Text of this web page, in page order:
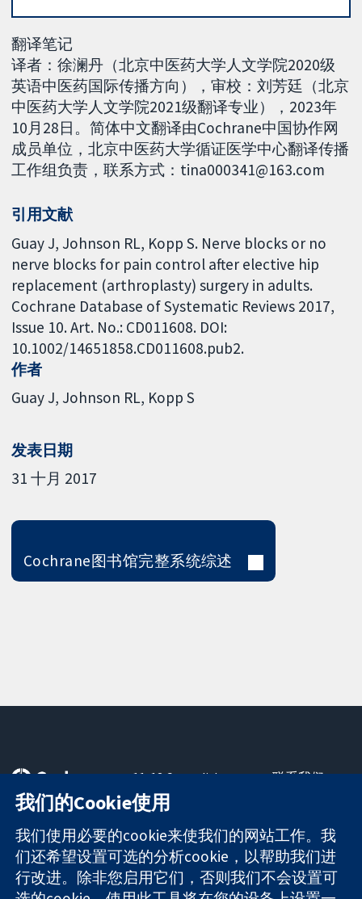
翻译笔记
译者：徐澜丹（北京中医药大学人文学院2020级
英语中医药国际传播方向），审校：刘芳廷（北京
中医药大学人文学院2021级翻译专业），2023年
10月28日。简体中文翻译由Cochrane中国协作网
成员单位，北京中医药大学循证医学中心翻译传播
工作组负责，联系方式：tina000341@163.com
引用文献
Guay J, Johnson RL, Kopp S. Nerve blocks or no
nerve blocks for pain control after elective hip
replacement (arthroplasty) surgery in adults.
Cochrane Database of Systematic Reviews 2017,
Issue 10. Art. No.: CD011608. DOI:
10.1002/14651858.CD011608.pub2.
作者
Guay J Johnson RL Kopp S
发表日期
31 十月 2017
Cochrane图书馆完整系统综述
可信任的证据
知情决定
更完善的医疗健
康
11-13 Cavendish
Square
London
W1G 0AN
United Kingdom
联系我们
关于我们
工作机会
Cochrane
Library
我们的Cookie使用
我们使用必要的cookie来使我们的网站工作。我
们还希望设置可选的分析cookie，以帮助我们进
行改进。除非您启用它们，否则我们不会设置可